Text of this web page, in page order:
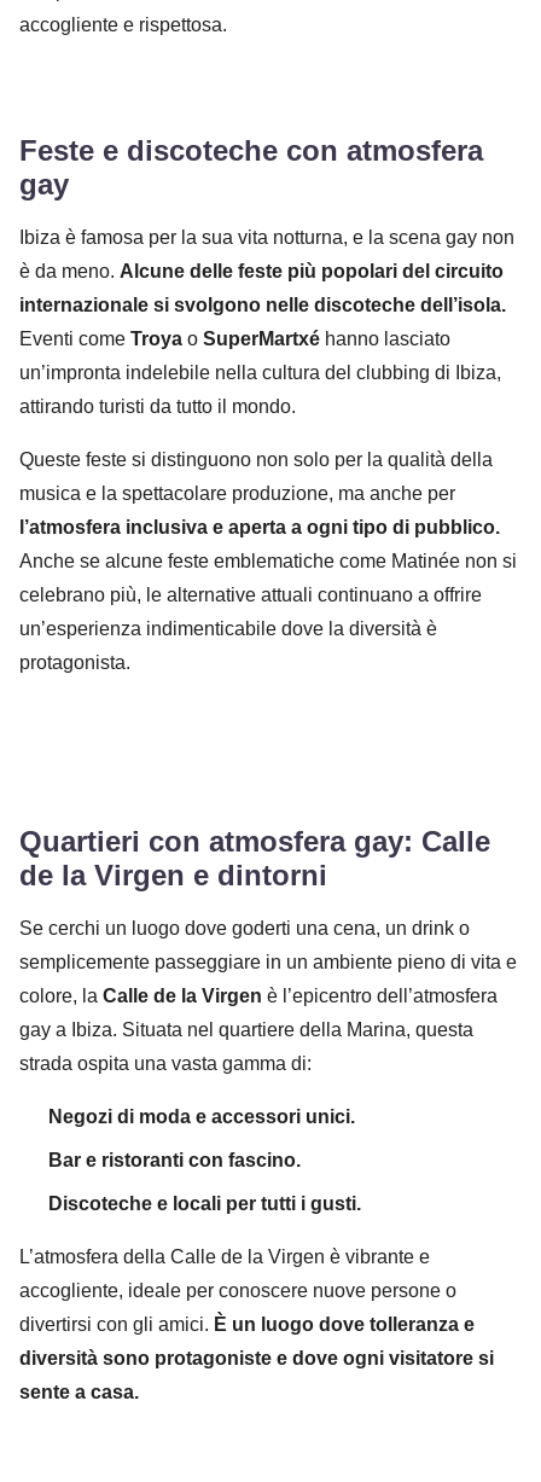
accogliente e rispettosa.
Feste e discoteche con atmosfera
gay
Ibiza è famosa per la sua vita notturna, e la scena gay non
è da meno. Alcune delle feste più popolari del circuito
internazionale si svolgono nelle discoteche dell’isola.
Eventi come Troya o SuperMartxé hanno lasciato
un’impronta indelebile nella cultura del clubbing di Ibiza,
attirando turisti da tutto il mondo.
Queste feste si distinguono non solo per la qualità della
musica e la spettacolare produzione, ma anche per
l’atmosfera inclusiva e aperta a ogni tipo di pubblico.
Anche se alcune feste emblematiche come Matinée non si
celebrano più, le alternative attuali continuano a offrire
un’esperienza indimenticabile dove la diversità è
protagonista.
Quartieri con atmosfera gay: Calle
de la Virgen e dintorni
Se cerchi un luogo dove goderti una cena, un drink o
semplicemente passeggiare in un ambiente pieno di vita e
colore, la Calle de la Virgen è l’epicentro dell’atmosfera
gay a Ibiza. Situata nel quartiere della Marina, questa
strada ospita una vasta gamma di:
Negozi di moda e accessori unici.
Bar e ristoranti con fascino.
Discoteche e locali per tutti i gusti.
L’atmosfera della Calle de la Virgen è vibrante e
accogliente, ideale per conoscere nuove persone o
divertirsi con gli amici. È un luogo dove tolleranza e
diversità sono protagoniste e dove ogni visitatore si
sente a casa.